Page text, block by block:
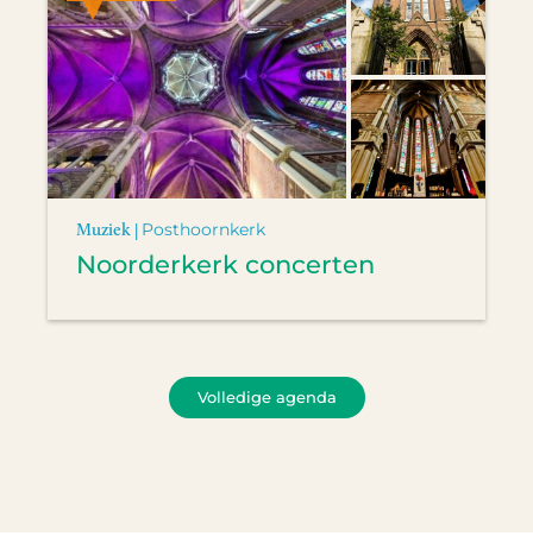
Muziek | Posthoornkerk
Noorderkerk concerten
Volledige agenda